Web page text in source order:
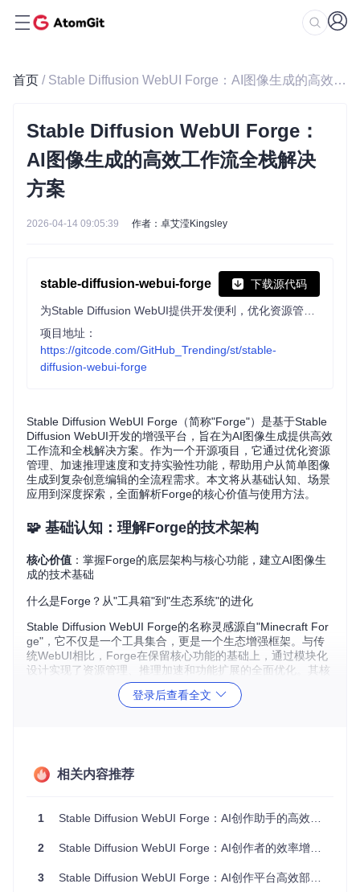
首页 / Stable Diffusion WebUI Forge：AI图像生成的高效工作流全栈解决方案
Stable Diffusion WebUI Forge：
AI图像生成的高效工作流全栈解决
方案
2026-04-14 09:05:39 作者：卓艾滢Kingsley
stable-diffusion-webui-forge 下载源代码
项目地址：
https://gitcode.com/GitHub_Trending/st/stable-
diffusion-webui-forge
Stable Diffusion WebUI Forge（简称"Forge"）是基于Stable
Diffusion WebUI开发的增强平台，旨在为AI图像生成提供高效
工作流和全栈解决方案。作为一个开源项目，它通过优化资源
管理、加速推理速度和支持实验性功能，帮助用户从简单图像
生成到复杂创意编辑的全流程需求。本文将从基础认知、场景
应用到深度探索，全面解析Forge的核心价值与使用方法。
🧩 基础认知：理解Forge的技术架构
核心价值 ：掌握Forge的底层架构与核心功能，建立AI图像生
成的技术基础
什么是Forge？从"工具箱"到"生态系统"的进化
Stable Diffusion WebUI Forge的名称灵感源自"Minecraft For
ge"，它不仅是一个工具集合，更是一个生态增强框架。与传
统WebUI相比，Forge在保留核心功能的基础上，通过模块化
设计实现了资源管理、推理加速和功能扩展的全面优化。其核
心目标是让AI图像生成更高效、更灵活、更易于扩展。
技术架构解析：分层设计的优势
后端引擎层 ：负责模型加载、推理计算和资源管理，对应实
现路径为backend/
等，对应实现路径为 extensions-builtin/目录
script/目录
这种分层设计使得Forge能够灵活应对不同的应用场景，同时
登录后查看全文
相关内容推荐
1 Stable Diffusion WebUI Forge：AI创作助手的高效部署与创意工作流指南
2 Stable Diffusion WebUI Forge：AI创作者的效率增强引擎
3 Stable Diffusion WebUI Forge：AI创作平台高效部署与优化指南